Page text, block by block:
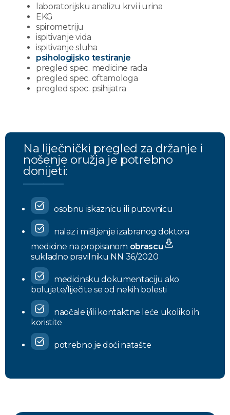
laboratorijsku analizu krvi i urina
EKG
spirometriju
ispitivanje vida
ispitivanje sluha
psihologijsko testiranje
pregled spec. medicine rada
pregled spec. oftamologa
pregled spec. psihijatra
Na liječnički pregled za držanje i
nošenje oružja je potrebno
donijeti:
osobnu iskaznicu ili putovnicu
nalaz i mišljenje izabranog doktora
medicine na propisanom obrascu
sukladno pravilniku NN 36/2020
medicinsku dokumentaciju ako
bolujete/liječite se od nekih bolesti
naočale i/ili kontaktne leće ukoliko ih
koristite
potrebno je doći natašte